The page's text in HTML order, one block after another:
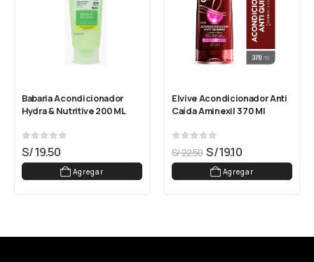
Babaria Acondicionador
Hydra & Nutritive 200 ML
0 out of 5
S/19.50
Agregar
Elvive Acondicionador Anti
Caída Aminexil 370 Ml
out of 5
S/22.50 S/19.10
Agregar